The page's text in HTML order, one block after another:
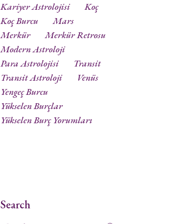
Kariyer Astrolojisi
Koç
Koç Burcu
Mars
Merkür
Merkür Retrosu
Modern Astroloji
Para Astrolojisi
Transit
Transit Astroloji
Venüs
Yengeç Burcu
Yükselen Burçlar
Yükselen Burç Yorumları
Search